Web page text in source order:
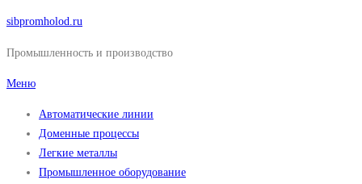
Перейти
содержимому
sibpromholod.ru
Промышленность и производство
Меню
Автоматические линии
Доменные процессы
Легкие металлы
Промышленное оборудование